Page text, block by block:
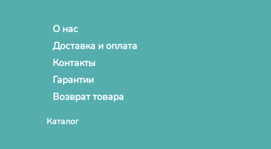
О нас
Доставка и оплата
Контакты
Гарантии
Возврат товара
Каталог